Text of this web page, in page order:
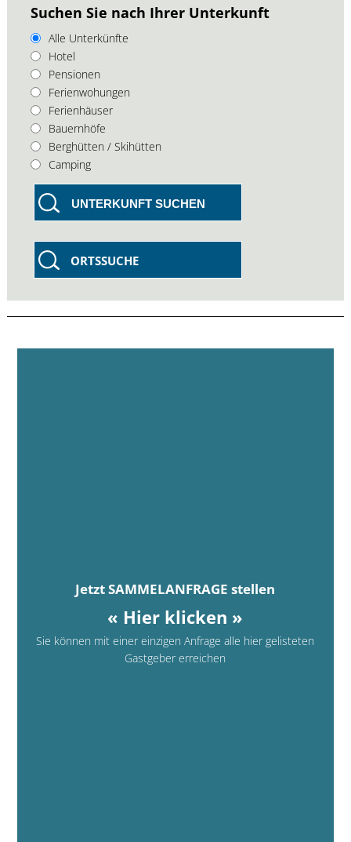
Suchen Sie nach Ihrer Unterkunft
Alle Unterkünfte
Hotel
Pensionen
Ferienwohungen
Ferienhäuser
Bauernhöfe
Berghütten / Skihütten
Camping
UNTERKUNFT SUCHEN
ORTSSUCHE
Jetzt SAMMELANFRAGE stellen
« Hier klicken »
Sie können mit einer einzigen Anfrage alle hier gelisteten
Gastgeber erreichen